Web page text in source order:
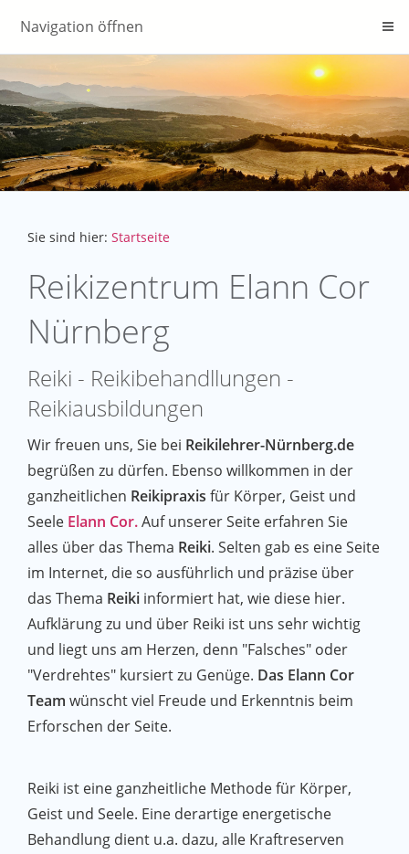
Navigation öffnen
Sie sind hier: Startseite
Reikizentrum Elann Cor
Nürnberg
Reiki - Reikibehandllungen -
Reikiausbildungen
Wir freuen uns, Sie bei Reikilehrer-Nürnberg.de
begrüßen zu dürfen. Ebenso willkommen in der
ganzheitlichen Reikipraxis für Körper, Geist und
Seele Elann Cor.Auf unserer Seite erfahren Sie
alles über das Thema Reiki. Selten gab es eine Seite
im Internet, die so ausführlich und präzise über
das Thema Reiki informiert hat, wie diese hier.
Aufklärung zu und über Reiki ist uns sehr wichtig
und liegt uns am Herzen, denn "Falsches" oder
"Verdrehtes" kursiert zu Genüge. Das Elann Cor
Team wünscht viel Freude und Erkenntnis beim
Erforschen der Seite.
Reiki ist eine ganzheitliche Methode für Körper,
Geist und Seele. Eine derartige energetische
Behandlung dient u.a. dazu, alle Kraftreserven